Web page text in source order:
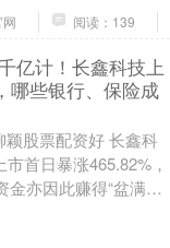
阅读：139
亿计！长鑫科技上
哪些银行、保险成
股票配资好 长鑫科
首日暴涨465.82%，
金亦因此赚得“盆满钵
科技....